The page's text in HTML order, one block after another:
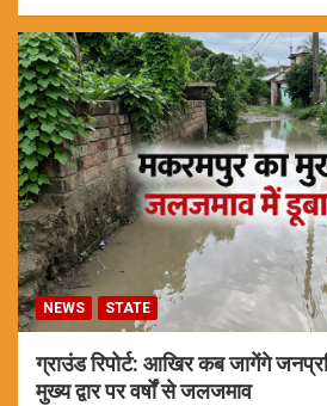
NEWS STATE
ग्राउंड रिपोर्ट: आखिर कब जागेंगे
मुख्य द्वार पर वर्षों से जलजमाव